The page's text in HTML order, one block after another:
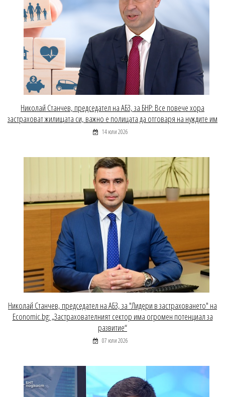
Николай Станчев, председател на АБЗ, за БНР: Все повече хора
застраховат жилищата си, важно е полицата да отговаря на нуждите им
14 юли 2026
Николай Станчев, председател на АБЗ, за "Лидери в застраховането" на
Economic.bg: „Застрахователният сектор има огромен потенциал за
развитие“
07 юли 2026